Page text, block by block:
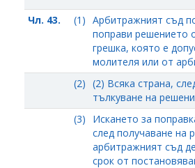
Чл. 43. (1) Арбитражният съд
поправи решението
грешка, която е
молителя или от
(2) (2) Всяка страна,
тълкуване на
(3)
Искането за
след получаване на
арбитражният съд
срок от